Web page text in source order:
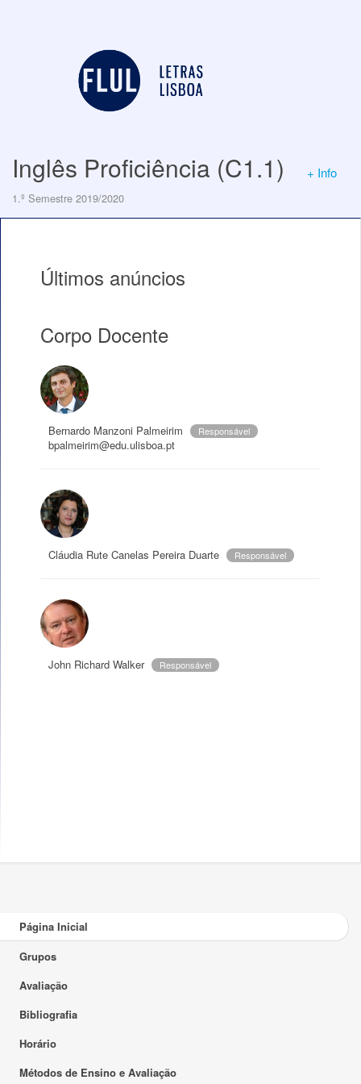
Inglês Proficiência (C1.1) + Info
1.º Semestre 2019/2020
Últimos anúncios
Corpo Docente
Bernardo Manzoni Palmeirim Responsável
bpalmeirim@edu.ulisboa.pt
Cláudia Rute Canelas Pereira Duarte Responsável
John Richard Walker Responsável
Página Inicial
Grupos
Avaliação
Bibliografia
Horário
Métodos de Ensino e Avaliação